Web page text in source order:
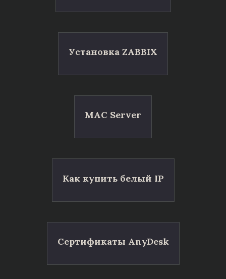
Установка ZABBIX
MAC Server
Как купить белый IP
Сертификаты AnyDesk